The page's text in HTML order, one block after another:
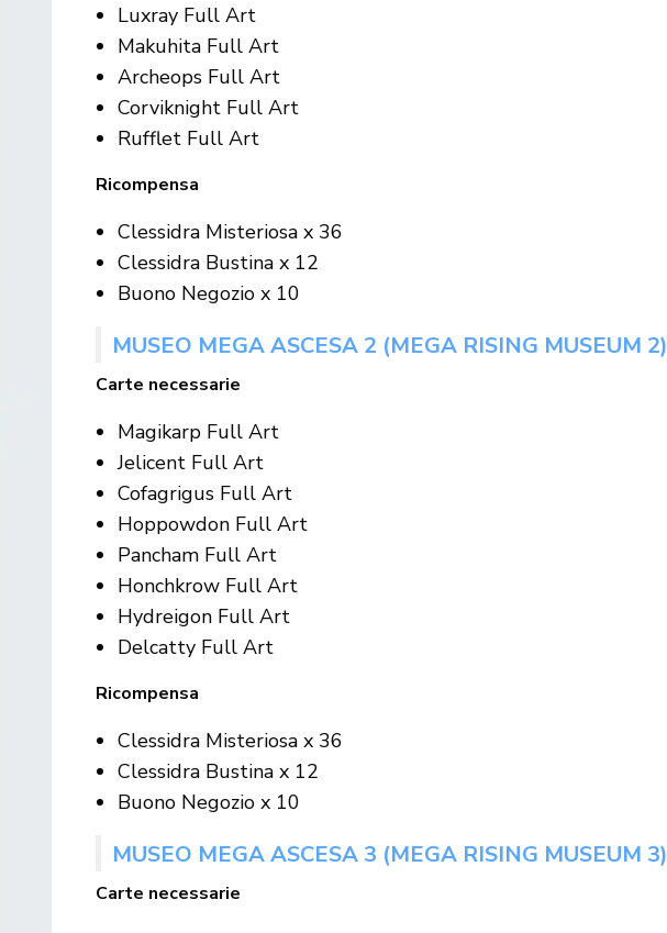
Luxray Full Art
Makuhita Full Art
Archeops Full Art
Corviknight Full Art
Rufflet Full Art
Ricompensa
Clessidra Misteriosa x 36
Clessidra Bustina x 12
Buono Negozio x 10
MUSEO MEGA ASCESA 2 (MEGA RISING MUSEUM 2)
Carte necessarie
Magikarp Full Art
Jelicent Full Art
Cofagrigus Full Art
Hoppowdon Full Art
Pancham Full Art
Honchkrow Full Art
Hydreigon Full Art
Delcatty Full Art
Ricompensa
Clessidra Misteriosa x 36
Clessidra Bustina x 12
Buono Negozio x 10
MUSEO MEGA ASCESA 3 (MEGA RISING MUSEUM 3)
Carte necessarie